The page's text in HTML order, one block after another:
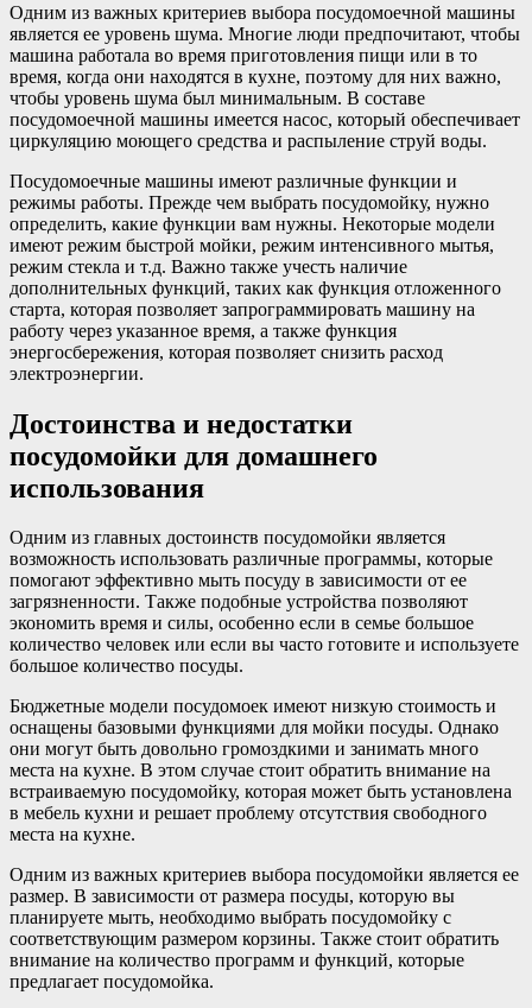
Одним из важных критериев выбора посудомоечной машины
является ее уровень шума. Многие люди предпочитают, чтобы
машина работала во время приготовления пищи или в то
время, когда они находятся в кухне, поэтому для них важно,
чтобы уровень шума был минимальным. В составе
посудомоечной машины имеется насос, который обеспечивает
циркуляцию моющего средства и распыление струй воды.
Посудомоечные машины имеют различные функции и
режимы работы. Прежде чем выбрать посудомойку, нужно
определить, какие функции вам нужны. Некоторые модели
имеют режим быстрой мойки, режим интенсивного мытья,
режим стекла и т.д. Важно также учесть наличие
дополнительных функций, таких как функция отложенного
старта, которая позволяет запрограммировать машину на
работу через указанное время, а также функция
энергосбережения, которая позволяет снизить расход
электроэнергии.
Достоинства и недостатки
посудомойки для домашнего
использования
Одним из главных достоинств посудомойки является
возможность использовать различные программы, которые
помогают эффективно мыть посуду в зависимости от ее
загрязненности. Также подобные устройства позволяют
экономить время и силы, особенно если в семье большое
количество человек или если вы часто готовите и используете
большое количество посуды.
Бюджетные модели посудомоек имеют низкую стоимость и
оснащены базовыми функциями для мойки посуды. Однако
они могут быть довольно громоздкими и занимать много
места на кухне. В этом случае стоит обратить внимание на
встраиваемую посудомойку, которая может быть установлена
в мебель кухни и решает проблему отсутствия свободного
места на кухне.
Одним из важных критериев выбора посудомойки является ее
размер. В зависимости от размера посуды, которую вы
планируете мыть, необходимо выбрать посудомойку с
соответствующим размером корзины. Также стоит обратить
внимание на количество программ и функций, которые
предлагает посудомойка.